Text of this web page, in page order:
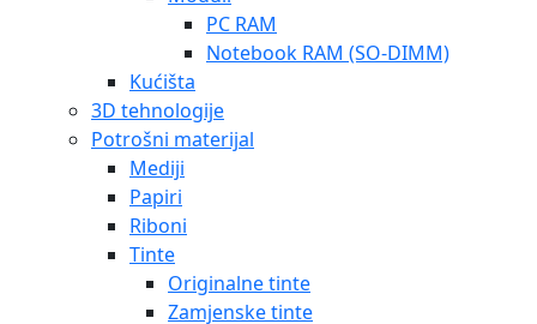
PC RAM
Notebook RAM (SO-DIMM)
Kućišta
3D tehnologije
Potrošni materijal
Mediji
Papiri
Riboni
Tinte
Originalne tinte
Zamjenske tinte